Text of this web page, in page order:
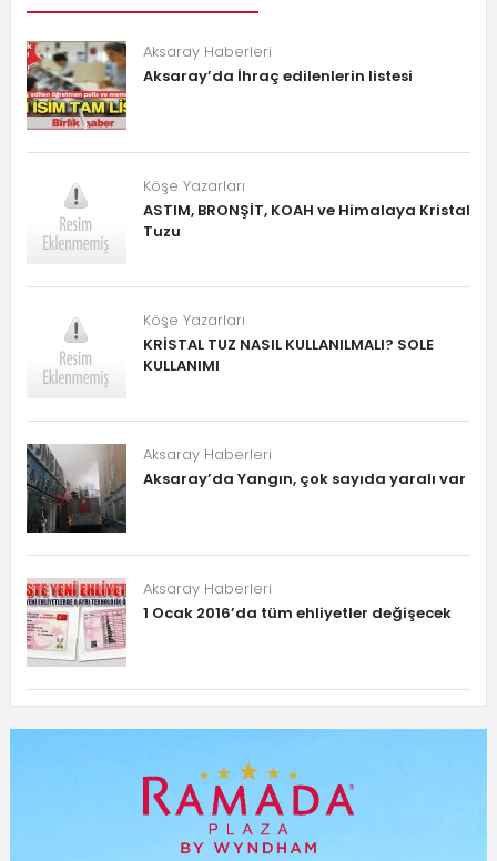
Aksaray Haberleri
Aksaray’da İhraç edilenlerin listesi
Köşe Yazarları
ASTIM, BRONŞİT, KOAH ve Himalaya Kristal
Tuzu
Köşe Yazarları
KRİSTAL TUZ NASIL KULLANILMALI? SOLE
KULLANIMI
Aksaray Haberleri
Aksaray’da Yangın, çok sayıda yaralı var
Aksaray Haberleri
1 Ocak 2016’da tüm ehliyetler değişecek